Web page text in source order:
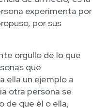
experimenta por
por sus
orgullo de lo que
que
ella un ejemplo a
otra persona se
de que él o ella,